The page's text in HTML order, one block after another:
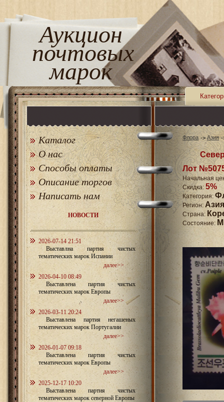
Аукцион
почтовых
марок
Каталог
О нас
Способы оплаты
Описание торгов
Написать нам
НОВОСТИ
2026-07-14 21:51
Выставлна партия чистых
тематических марок Испании
далее>>
2026-04-10 08:49
Выставлена партия чистых
тематических марок Европы
далее>>
2026-03-11 20:24
Выставлена партия негашеных
тематических марок Португалии
далее>>
2026-01-07 09:18
Выставлена партия чистых
тематических марок Европы
далее>>
2025-12-17 10:20
Выставлена партия чистых
тематических марок северной Европы
Флора Азия
Лот
Начальная
Скидка: 5%
Категория:
Регион: Азия
Страна:
Состояние: